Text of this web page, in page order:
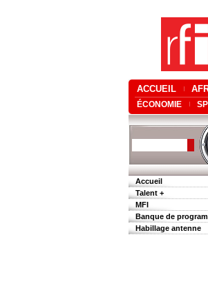
ACCUEIL
ÉCONOMIE
Accueil
Talent +
MFI
Banque de
Habillage antenne